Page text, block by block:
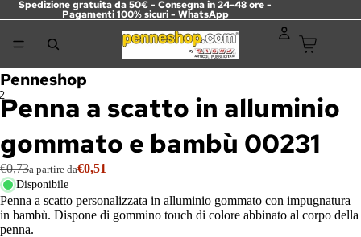
Spedizione gratuita da 50€ - Consegna in 24-48 ore -
Pagamenti 100% sicuri - WhatsApp
Penneshop
Penna a scatto in alluminio
gommato e bambù 00231
€0,73a partire da€0,51
Disponibile
Penna a scatto personalizzata in alluminio gommato con impugnatura
in bambù. Dispone di gommino touch di colore abbinato al corpo della
penna.